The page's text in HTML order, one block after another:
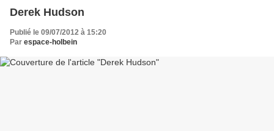
Derek Hudson
Publié le 09/07/2012 à 15:20
Par espace-holbein